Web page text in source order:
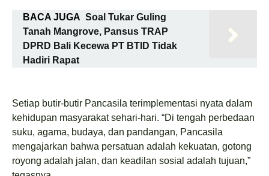
BACA JUGA Soal Tukar Guling
Tanah Mangrove, Pansus TRAP
DPRD Bali Kecewa PT BTID Tidak
Hadiri Rapat
Setiap butir-butir Pancasila terimplementasi nyata dalam
kehidupan masyarakat sehari-hari. “Di tengah perbedaan
suku, agama, budaya, dan pandangan, Pancasila
mengajarkan bahwa persatuan adalah kekuatan, gotong
royong adalah jalan, dan keadilan sosial adalah tujuan,”